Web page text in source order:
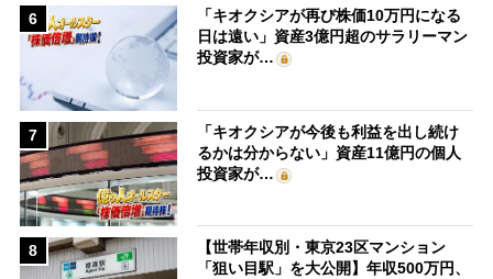
6
「キオクシアが再び株価10万円になる
日は遠い」資産3億円超のサラリーマン
投資家が…
7
「キオクシアが今後も利益を出し続け
るかは分からない」資産11億円の個人
投資家が…
8
【世帯年収別・東京23区マンション
「狙い目駅」を大公開】年収500万円、